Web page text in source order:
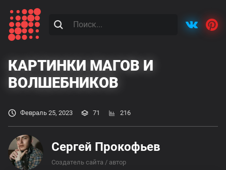
КАРТИНКИ МАГОВ И
ВОЛШЕБНИКОВ
Февраль 25, 2023 71 216
Сергей Прокофьев
Создатель сайта / автор